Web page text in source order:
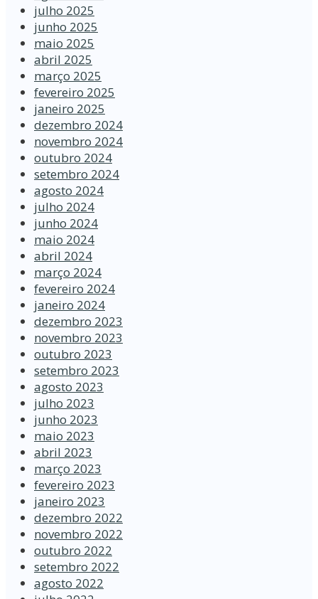
julho 2025
junho 2025
maio 2025
abril 2025
março 2025
fevereiro 2025
janeiro 2025
dezembro 2024
novembro 2024
outubro 2024
setembro 2024
agosto 2024
julho 2024
junho 2024
maio 2024
abril 2024
março 2024
fevereiro 2024
janeiro 2024
dezembro 2023
novembro 2023
outubro 2023
setembro 2023
agosto 2023
julho 2023
junho 2023
maio 2023
abril 2023
março 2023
fevereiro 2023
janeiro 2023
dezembro 2022
novembro 2022
outubro 2022
setembro 2022
agosto 2022